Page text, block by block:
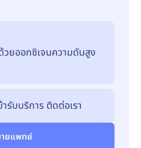
ยออกซิเจนความดันสูง
รับบริการ ติดต่อเรา
ยแพทย์